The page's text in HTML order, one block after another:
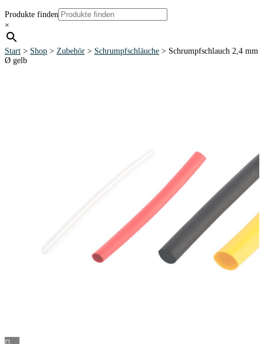
Produkte finden
×
Start > Shop > Zubehör > Schrumpfschläuche > Schrumpfschlauch 2,4 mm
Ø gelb